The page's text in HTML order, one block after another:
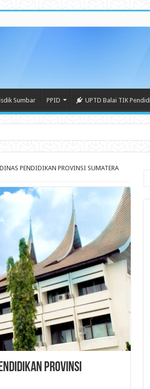
Sumbar PPID UPTD Balai TIK
PENDIDIKAN PROVINSI SUMATERA
PROVINSI